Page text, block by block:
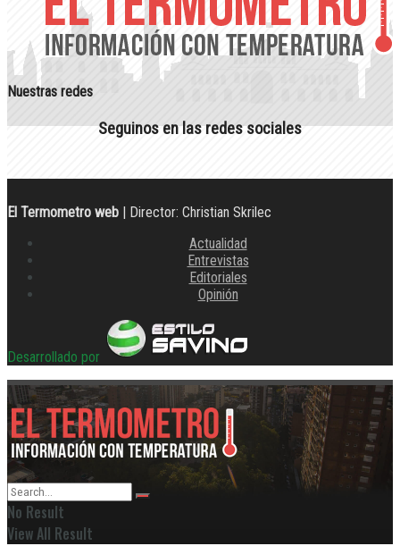
Nuestras redes
Seguinos en las redes sociales
El Termometro web | Director: Christian Skrilec
Actualidad
Entrevistas
Editoriales
Opinión
Desarrollado por
No Result
View All Result